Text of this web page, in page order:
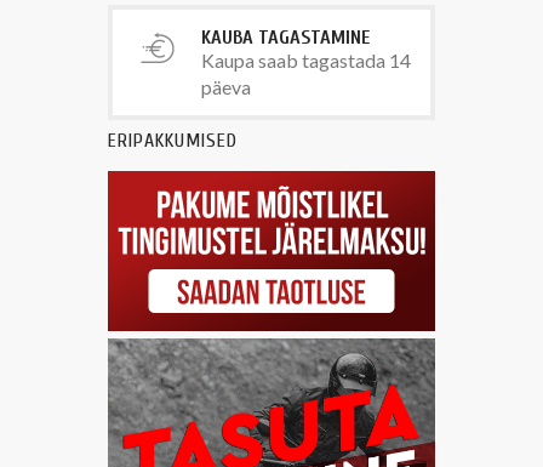
KAUBA TAGASTAMINE
Kaupa saab tagastada 14
päeva
ERIPAKKUMISED